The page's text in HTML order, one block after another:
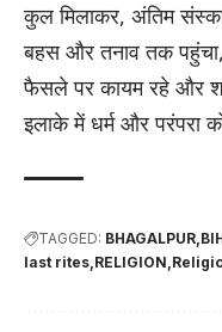
कुल मिलाकर, अंतिम
बहस और तनाव तक
फैसले पर कायम रहे और
इलाके में धर्म और परंपरा
TAGGED: BHAGALPUR
last rites RELIGION